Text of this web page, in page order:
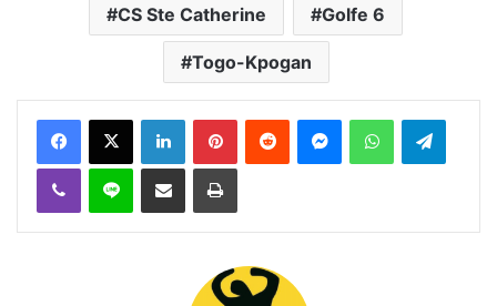
CS Ste Catherine Golfe 6
Togo-Kpogan
FacebookX Linkedin PinterestReddit MessengerWhatsAppTelegram
Viber Ligne Partager par email Imprimer